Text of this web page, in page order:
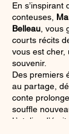
En s’inspirant
conteuses,
Belleau ,
courts récits
vous est cher,
souvenir.
Des premiers
au partage,
conte
souffle
L’atelier